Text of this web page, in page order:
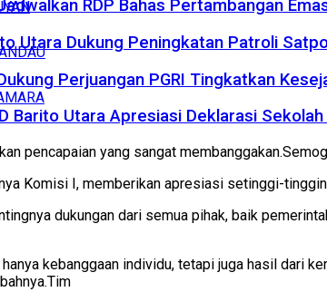
RDP Bahas Pertambangan
Utara Dukung Peningkatan Patroli
Perjuangan PGRI Tingkatkan
Barito Utara Apresiasi Deklarasi
pencapaian yang sangat
Komisi I, memberikan apresiasi setinggi-
dukungan dari semua pihak, baik
kebanggaan individu, tetapi juga hasil dari